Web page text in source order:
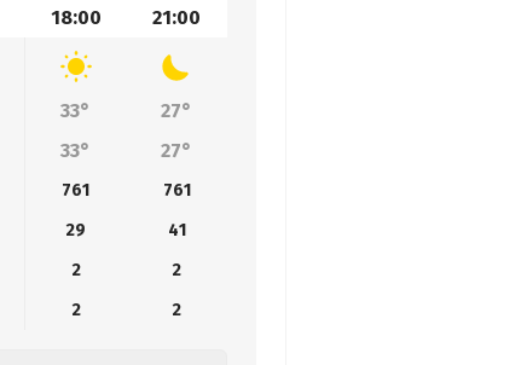
18:00 21:00
33°
27°
33° 27°
761
761
29
41
2
2
2 2